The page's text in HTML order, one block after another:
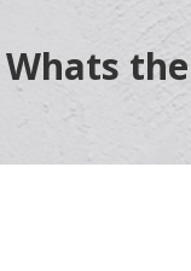
Whats